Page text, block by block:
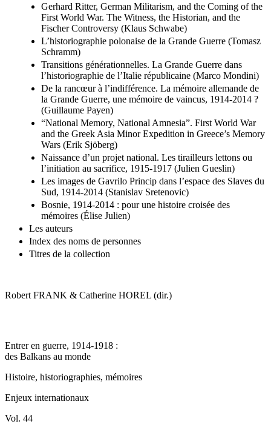
Gerhard Ritter, German Militarism, and the Coming of the
First World War. The Witness, the Historian, and the
Fischer Controversy (Klaus Schwabe)
L’historiographie polonaise de la Grande Guerre (Tomasz
Schramm)
Transitions générationnelles. La Grande Guerre dans
l’historiographie de l’Italie républicaine (Marco Mondini)
De la rancœur à l’indifférence. La mémoire allemande de
la Grande Guerre, une mémoire de vaincus, 1914-2014 ?
(Guillaume Payen)
“National Memory, National Amnesia”. First World War
and the Greek Asia Minor Expedition in Greece’s Memory
Wars (Erik Sjöberg)
Naissance d’un projet national. Les tirailleurs lettons ou
l’initiation au sacrifice, 1915-1917 (Julien Gueslin)
Les images de Gavrilo Princip dans l’espace des Slaves du
Sud, 1914-2014 (Stanislav Sretenovic)
Bosnie, 1914-2014 : pour une histoire croisée des
mémoires (Élise Julien)
Les auteurs
Index des noms de personnes
Titres de la collection
Robert FRANK & Catherine HOREL (dir.)
Entrer en guerre, 1914-1918 :
des Balkans au monde
Histoire, historiographies, mémoires
Enjeux internationaux
Vol. 44